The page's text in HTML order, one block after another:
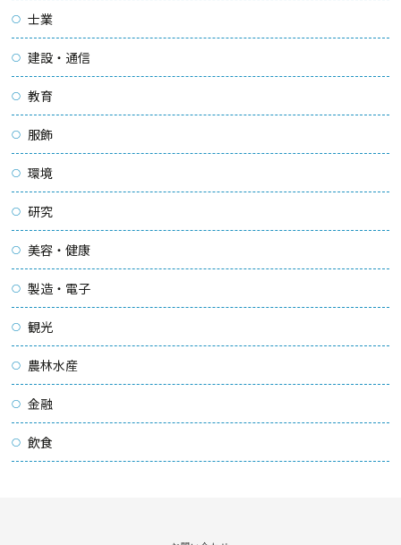
士業
建設・通信
教育
服飾
環境
研究
美容・健康
製造・電子
観光
農林水産
金融
飲食